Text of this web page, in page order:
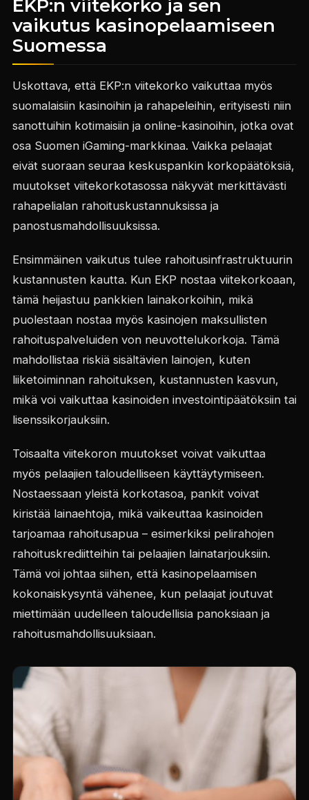
EKP:n viitekorko ja sen
vaikutus kasinopelaamiseen
Suomessa
Uskottava, että EKP:n viitekorko vaikuttaa myös
suomalaisiin kasinoihin ja rahapeleihin, erityisesti niin
sanottuihin kotimaisiin ja online-kasinoihin, jotka ovat
osa Suomen iGaming-markkinaa. Vaikka pelaajat
eivät suoraan seuraa keskuspankin korkopäätöksiä,
muutokset viitekorkotasossa näkyvät merkittävästi
rahapelialan rahoituskustannuksissa ja
panostusmahdollisuuksissa.
Ensimmäinen vaikutus tulee rahoitusinfrastruktuurin
kustannusten kautta. Kun EKP nostaa viitekorkoaan,
tämä heijastuu pankkien lainakorkoihin, mikä
puolestaan nostaa myös kasinojen maksullisten
rahoituspalveluiden von neuvottelukorkoja. Tämä
mahdollistaa riskiä sisältävien lainojen, kuten
liiketoiminnan rahoituksen, kustannusten kasvun,
mikä voi vaikuttaa kasinoiden investointipäätöksiin tai
lisenssikorjauksiin.
Toisaalta viitekoron muutokset voivat vaikuttaa
myös pelaajien taloudelliseen käyttäytymiseen.
Nostaessaan yleistä korkotasoa, pankit voivat
kiristää lainaehtoja, mikä vaikeuttaa kasinoiden
tarjoamaa rahoitusapua – esimerkiksi pelirahojen
rahoituskrediitteihin tai pelaajien lainatarjouksiin.
Tämä voi johtaa siihen, että kasinopelaamisen
kokonaiskysyntä vähenee, kun pelaajat joutuvat
miettimään uudelleen taloudellisia panoksiaan ja
rahoitusmahdollisuuksiaan.